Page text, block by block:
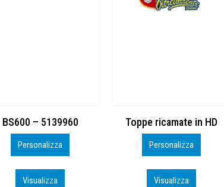
Toppe ricamate in HD
Personalizza
Visualizza
KIT CAMP 100 2026_perso
Personalizza
Visualizza